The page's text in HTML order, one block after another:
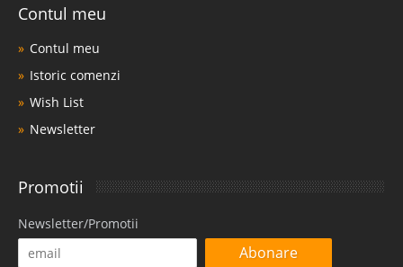
Contul meu
Contul meu
Istoric comenzi
Wish List
Newsletter
Promotii
Newsletter/Promotii
Abonare